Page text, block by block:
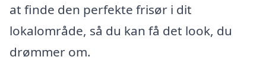
at finde den perfekte frisør i dit
lokalområde, så du kan få det look, du
drømmer om.